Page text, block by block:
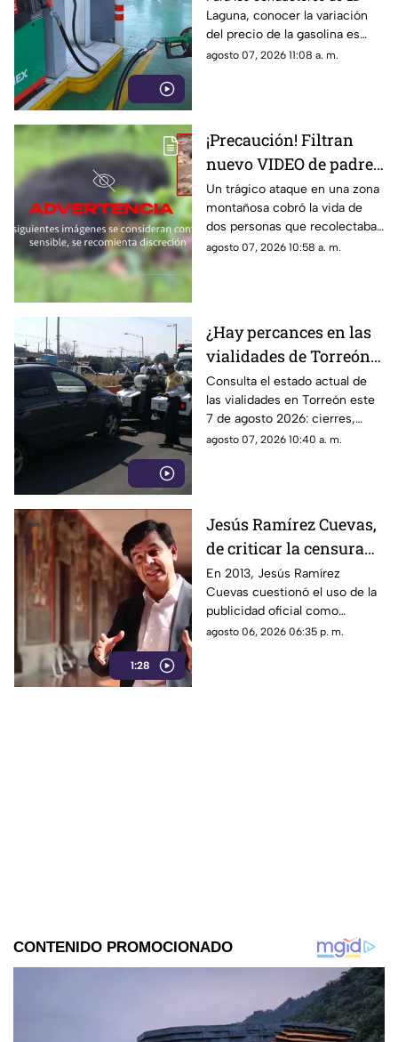
agosto 2026?
Laguna, conocer la variación
del precio de la gasolina es
vital para cuidar la economía
agosto 07, 2026 11:08 a. m.
¡Precaución! Filtran
nuevo VIDEO de padre
e hijo siendo devorados
por un oso
Un trágico ataque en una zona
montañosa cobró la vida de
dos personas que recolectaban
leña y dejó a un oficial con
agosto 07, 2026 10:58 a. m.
¿Hay percances en las
vialidades de Torreón
HOY viernes 7 de
agosto2026?
Consulta el estado actual de
las vialidades en Torreón este
7 de agosto 2026: cierres,
accidentes, obras y consejos
agosto 07, 2026 10:40 a. m.
1:28
Jesús Ramírez Cuevas,
de criticar la censura
por publicidad oficial a
ser señalado por
estrategia de control
informativo
En 2013, Jesús Ramírez
Cuevas cuestionó el uso de la
publicidad oficial como
herramienta para presionar a
agosto 06, 2026 06:35 p. m.